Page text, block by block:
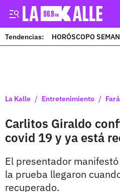
Tendencias: HORÓSCOPO
La Kalle / Entretenimiento /
Carlitos Giraldo
covid 19 y ya está
El presentador
la prueba llegaron
recuperado.